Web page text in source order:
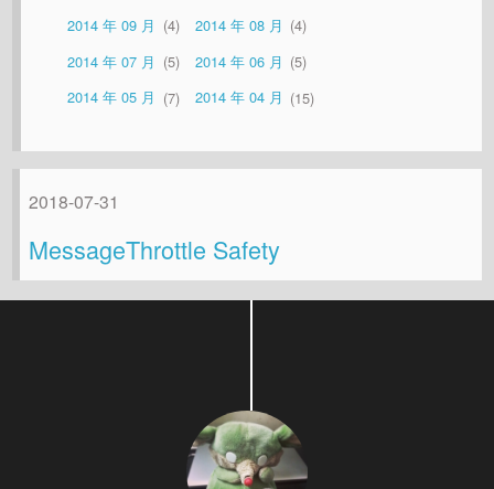
2014 年 09 月
4 2014 年 08 月
4
2014 年 07 月
5 2014 年 06 月
5
2014 年 05 月
7 2014 年 04 月 15
2018-07-31
MessageThrottle Safety